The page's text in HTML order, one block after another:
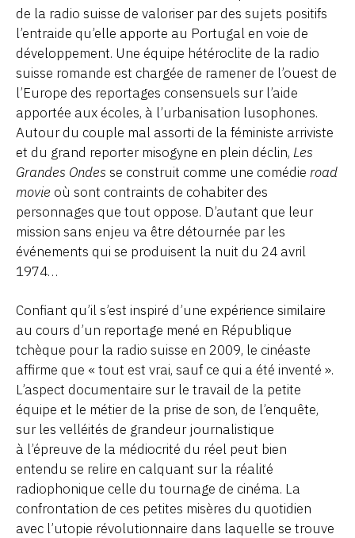
de la radio suisse de valoriser par des sujets positifs
l’entraide qu’elle apporte au Portugal en voie de
développement. Une équipe hétéroclite de la radio
suisse romande est chargée de ramener de l’ouest de
l’Europe des reportages consensuels sur l’aide
apportée aux écoles, à l’urbanisation lusophones.
Autour du couple mal assorti de la féministe arriviste
et du grand reporter misogyne en plein déclin, Les
Grandes Ondes se construit comme une comédie road
movie où sont contraints de cohabiter des
personnages que tout oppose. D’autant que leur
mission sans enjeu va être détournée par les
événements qui se produisent la nuit du 24 avril
1974…
Confiant qu’il s’est inspiré d’une expérience similaire
au cours d’un reportage mené en République
tchèque pour la radio suisse en 2009, le cinéaste
affirme que « tout est vrai, sauf ce qui a été inventé ».
L’aspect documentaire sur le travail de la petite
équipe et le métier de la prise de son, de l’enquête,
sur les velléités de grandeur journalistique
à l’épreuve de la médiocrité du réel peut bien
entendu se relire en calquant sur la réalité
radiophonique celle du tournage de cinéma. La
confrontation de ces petites misères du quotidien
avec l’utopie révolutionnaire dans laquelle se trouve